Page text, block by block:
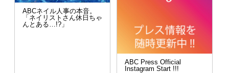
ABCネイル人事の本音。
「ネイリストさん休日ちゃ
んとある…!?」
ABC Press Official
Instagram Start !!!